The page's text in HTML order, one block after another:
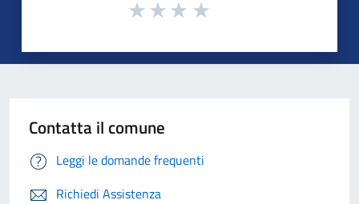
Contatta il comune
Leggi le domande frequenti
Richiedi Assistenza